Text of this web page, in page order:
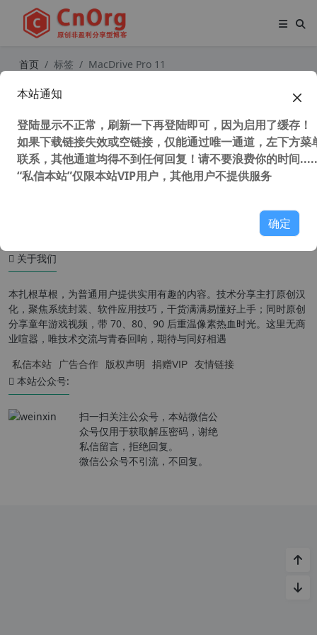
首页 标签 MacDrive Pro 11
别版 支持黑白苹果
关于我们
本扎根草根，为普通用户提供实用有趣的内容。技术分享主打原创汉
化，聚焦系统封装、软件应用技巧，干货满满易懂好上手；同时原创
分享童年游戏视频，带 70、80、90 后重温像素热血时光。这里无商
业喧嚣，唯技术交流与青春回响，期待与同好相遇
私信本站 广告合作 版权声明 捐赠VIP 友情链接
本站公众号:
扫一扫关注公众号，本站微信公
众号仅用于获取解压密码，谢绝
私信留言，拒绝回复。
微信公众号不引流，不回复。
本站通知
登陆显示不正常，刷新一下再登陆即可，因为启用了缓存！
如果下载链接失效或空链接，仅能通过唯一通道，左下方菜
联系，其他通道均得不到任何回复！请不要浪费你的时间
“私信本站”仅限本站VIP用户，其他用户不提供服务
确定